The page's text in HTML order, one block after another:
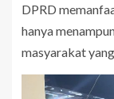
DPRD
hanya
masyarakat